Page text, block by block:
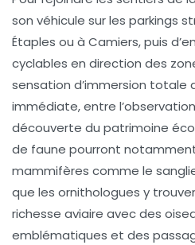
son véhicule sur les parkings
Étaples ou à Camiers, puis
cyclables en direction des
sensation d’immersion totale
immédiate, entre
découverte du patrimoine
de faune pourront
mammifères comme le
que les ornithologues y
richesse aviaire avec des
emblématiques et des